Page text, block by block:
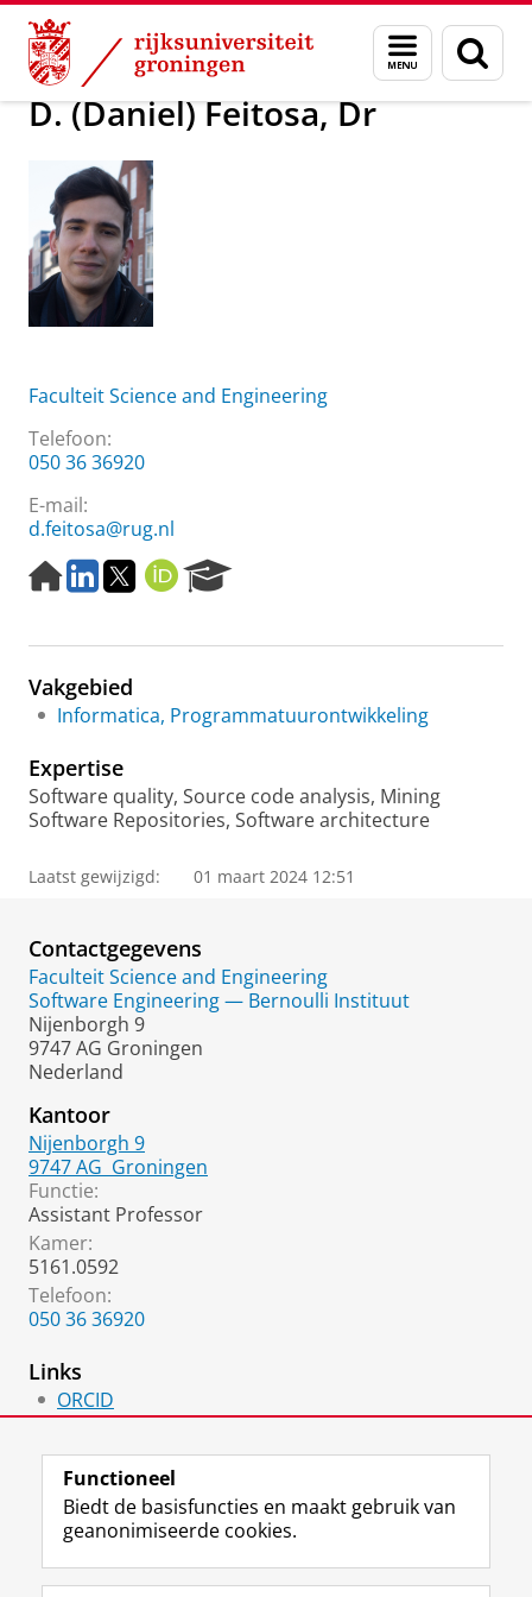
Skip
Content
Skip
Navigation
Menu
en
zoeken
Over ons D. (Daniel) Feitosa, Dr
D. (Daniel) Feitosa, Dr
Faculteit Science and Engineering
Telefoon:
050 36 36920
E-mail:
d.feitosa@rug.nl
H
o
e
a
g
L
i
k
d
I
T
w
t
r
O
R
I
e
c
r
t
l
Vakgebied
Informatica, Programmatuurontwikkeling
Expertise
Software quality, Source code analysis, Mining
Software Repositories, Software architecture
Laatst gewijzigd: 01 maart 2024 12:51
Contactgegevens
Faculteit Science and Engineering
Software Engineering — Bernoulli Instituut
Nijenborgh 9
9747 AG Groningen
Nederland
Kantoor
Nijenborgh 9
9747 AG Groningen
Functie:
Assistant Professor
Kamer:
5161.0592
Telefoon:
050 36 36920
Links
ORCID
Volg de RUG
F
L
R I
Y
Functioneel
Biedt de basisfuncties en maakt gebruik van
geanonimiseerde cookies.